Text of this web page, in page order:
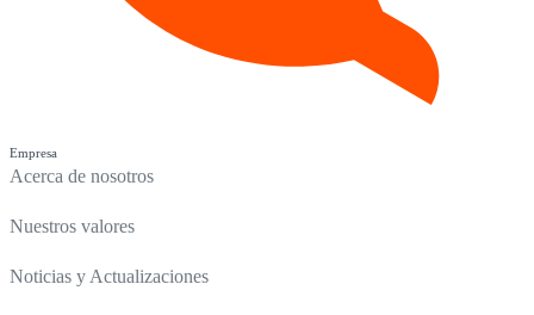
Empresa
Acerca de nosotros
Nuestros valores
Noticias y Actualizaciones